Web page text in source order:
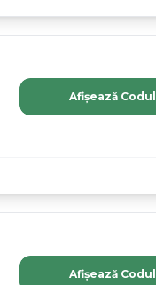
Afișează Codul
Afișează Codul